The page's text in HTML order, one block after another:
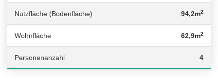
Nutzfläche (Bodenfläche) 94,2m2
Wohnfläche 62,9m2
Personenanzahl 4